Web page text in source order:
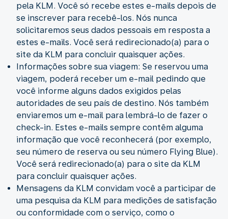
pela KLM. Você só recebe estes e-mails depois de
se inscrever para recebê-los. Nós nunca
solicitaremos seus dados pessoais em resposta a
estes e-mails. Você será redirecionado(a) para o
site da KLM para concluir quaisquer ações.
Informações sobre sua viagem: Se reservou uma
viagem, poderá receber um e-mail pedindo que
você informe alguns dados exigidos pelas
autoridades de seu país de destino. Nós também
enviaremos um e-mail para lembrá-lo de fazer o
check-in. Estes e-mails sempre contêm alguma
informação que você reconhecerá (por exemplo,
seu número de reserva ou seu número Flying Blue).
Você será redirecionado(a) para o site da KLM
para concluir quaisquer ações.
Mensagens da KLM convidam você a participar de
uma pesquisa da KLM para medições de satisfação
ou conformidade com o serviço, como o